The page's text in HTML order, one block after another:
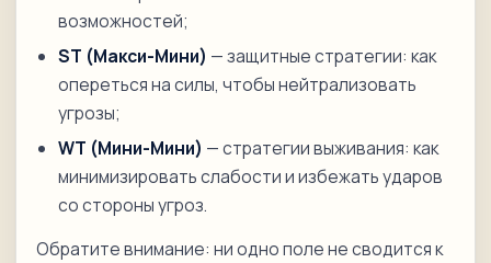
возможностей;
ST (Макси-Мини) — защитные стратегии: как
опереться на силы, чтобы нейтрализовать
угрозы;
WT (Мини-Мини) — стратегии выживания: как
минимизировать слабости и избежать ударов
со стороны угроз.
Обратите внимание: ни одно поле не сводится к